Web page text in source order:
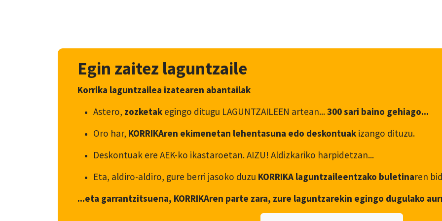
Egin zaitez laguntzaile
Korrika laguntzailea izatearen abantailak
Astero, zozketak egingo ditugu LAGUNTZAILEEN artean...300 sari baino gehiago...
Oro har, KORRIKAren ekimenetan lehentasuna edo deskontuak izango dituzu.
Deskontuak ere AEK-ko ikastaroetan. AIZU! Aldizkariko harpidetzan...
Eta, aldiro-aldiro, gure berri jasoko duzu KORRIKA laguntzaileentzako buletinaren
...eta garrantzitsuena, KORRIKAren parte zara, zure laguntzarekin egingo dugulako